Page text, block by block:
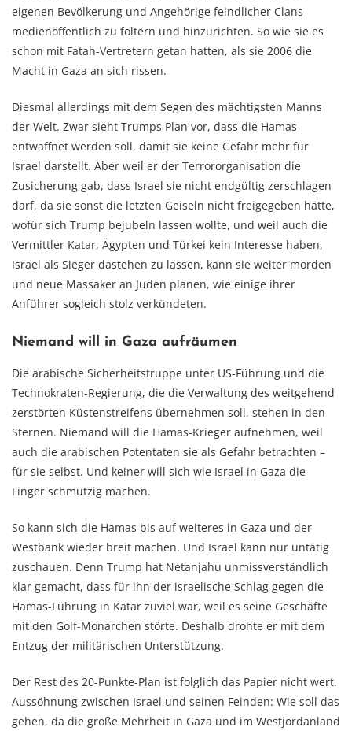
eigenen Bevölkerung und Angehörige feindlicher Clans
medienöffentlich zu foltern und hinzurichten. So wie sie es
schon mit Fatah-Vertretern getan hatten, als sie 2006 die
Macht in Gaza an sich rissen.
Diesmal allerdings mit dem Segen des mächtigsten Manns
der Welt. Zwar sieht Trumps Plan vor, dass die Hamas
entwaffnet werden soll, damit sie keine Gefahr mehr für
Israel darstellt. Aber weil er der Terrororganisation die
Zusicherung gab, dass Israel sie nicht endgültig zerschlagen
darf, da sie sonst die letzten Geiseln nicht freigegeben hätte,
wofür sich Trump bejubeln lassen wollte, und weil auch die
Vermittler Katar, Ägypten und Türkei kein Interesse haben,
Israel als Sieger dastehen zu lassen, kann sie weiter morden
und neue Massaker an Juden planen, wie einige ihrer
Anführer sogleich stolz verkündeten.
Niemand will in Gaza aufräumen
Die arabische Sicherheitstruppe unter US-Führung und die
Technokraten-Regierung, die die Verwaltung des weitgehend
zerstörten Küstenstreifens übernehmen soll, stehen in den
Sternen. Niemand will die Hamas-Krieger aufnehmen, weil
auch die arabischen Potentaten sie als Gefahr betrachten –
für sie selbst. Und keiner will sich wie Israel in Gaza die
Finger schmutzig machen.
So kann sich die Hamas bis auf weiteres in Gaza und der
Westbank wieder breit machen. Und Israel kann nur untätig
zuschauen. Denn Trump hat Netanjahu unmissverständlich
klar gemacht, dass für ihn der israelische Schlag gegen die
Hamas-Führung in Katar zuviel war, weil es seine Geschäfte
mit den Golf-Monarchen störte. Deshalb drohte er mit dem
Entzug der militärischen Unterstützung.
Der Rest des 20-Punkte-Plan ist folglich das Papier nicht wert.
Aussöhnung zwischen Israel und seinen Feinden: Wie soll das
gehen, da die große Mehrheit in Gaza und im Westjordanland